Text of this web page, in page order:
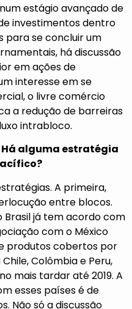
estágio avançado de
investimentos dentro
para se concluir um
há discussão
em ações de
interesse em se
o livre comércio
a redução de barreiras
intrabloco.
Há alguma estratégia
A primeira,
entre blocos.
Brasil já tem acordo com
com o México
produtos cobertos por
Colômbia e Peru,
mais tardar até 2019. A
esses países é de
Não só a discussão